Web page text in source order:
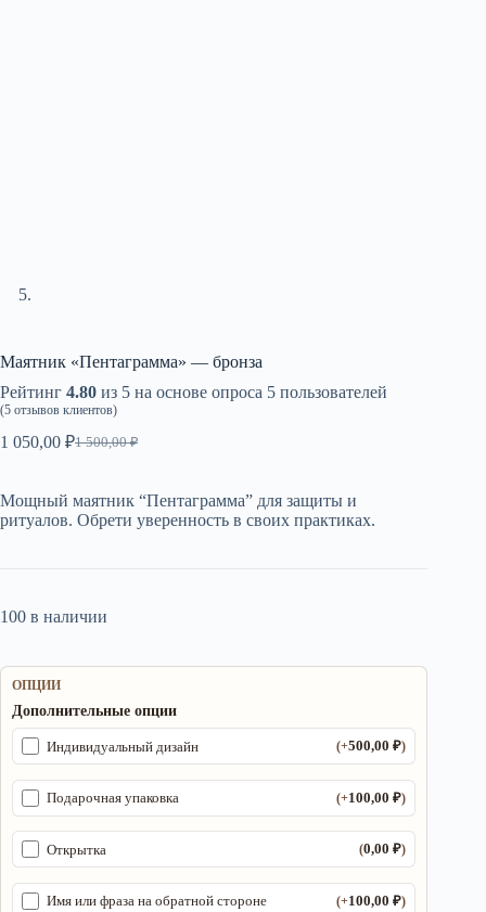
Маятник «Пентаграмма» — бронза
Рейтинг 4.80 из 5 на основе опроса 5 пользователей
(5 отзывов клиентов)
1 500,00₽
Первоначальная
1
500,00 ₽.
1 050,00 ₽
Текущая
050,00 ₽.
Мощный маятник “Пентаграмма” для защиты и
ритуалов. Обрети уверенность в своих практиках.
100 в наличии
ОПЦИИ
Дополнительные опции
Индивидуальный дизайн (+500,00₽)
Подарочная упаковка (+100,00₽)
Открытка (0,00₽)
Имя или фраза на обратной стороне (+100,00₽)